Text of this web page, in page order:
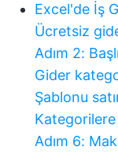
Excel'de İş
Ücretsiz
Adım 2:
Gider
Şablonu
Adım 6: